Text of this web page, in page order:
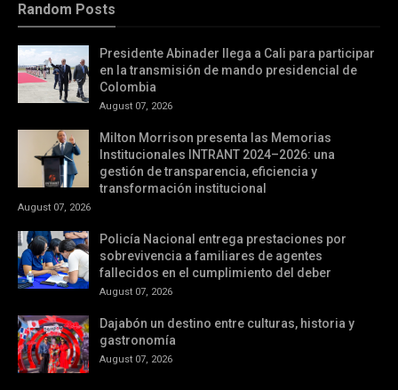
Random Posts
Presidente Abinader llega a Cali para participar
en la transmisión de mando presidencial de
Colombia
August 07, 2026
Milton Morrison presenta las Memorias
Institucionales INTRANT 2024–2026: una
gestión de transparencia, eficiencia y
transformación institucional
August 07, 2026
Policía Nacional entrega prestaciones por
sobrevivencia a familiares de agentes
fallecidos en el cumplimiento del deber
August 07, 2026
Dajabón un destino entre culturas, historia y
gastronomía
August 07, 2026